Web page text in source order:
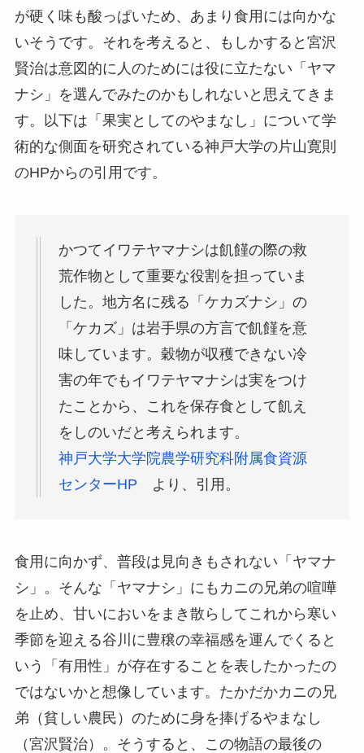
が硬く味も酸っぱいため、あまり食用には向かな
いそうです。それを考えると、もしかすると宮沢
賢治は意図的に人のためには役に立たない「ヤマ
ナシ」を選んでみたのかもしれないと思えてきま
す。以下は「果実としてのやまなし」について学
術的な側面を研究されている神戸大学の片山寛則
のHPからの引用です。
かつてイワテヤマナシは飢饉の際の救
荒作物として重要な役割を担っていま
した。地方名に残る「ケカズナシ」の
「ケカズ」は岩手県の方言で飢饉を意
味しています。穀物が収穫できない冷
害の年でもイワテヤマナシは実をつけ
たことから、これを保存食として飢え
をしのいだと考えられます。
神戸大学大学院農学研究科附属食資源
センターHP より、引用。
食用に向かず、普段は見向きもされない「ヤマナ
シ」。そんな「ヤマナシ」にもカニの兄弟の喧嘩
を止め、甘いにおいをまき散らしてこれから寒い
季節を迎える谷川に豊穣の幸福感を運んでくると
いう「有用性」が存在することを表したかったの
ではないかと想像しています。たかだかカニの兄
弟（貧しい農民）のために身を捧げるやまなし
（宮沢賢治）。そうすると、この物語の最後の